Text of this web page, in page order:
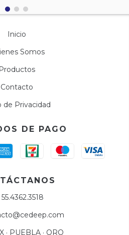
Inicio
Somos
Productos
Contacto
de Privacidad
DE PAGO
55.4362.3518
· PUEBLA · QRO